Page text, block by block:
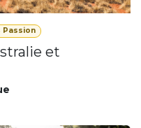
Passion
et